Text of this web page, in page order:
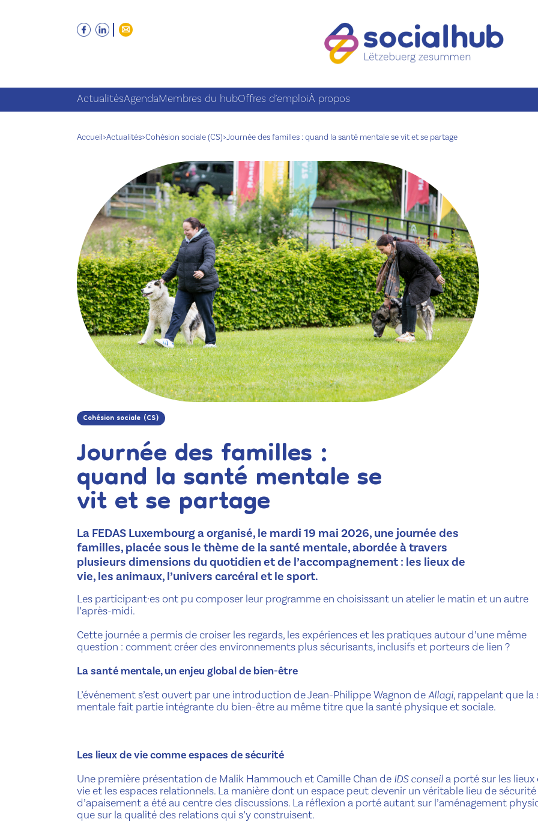
ActualitésAgendaMembres du hubOffres d’emploiÀ propos
Accueil>Actualités>Cohésion sociale (CS)>Journée des familles : quand la santé mentale se vit et se partage
Cohésion sociale (CS)
Journée des familles :
quand la santé mentale se
vit et se partage
La FEDAS Luxembourg a organisé, le mardi 19 mai 2026, une journée des
familles, placée sous le thème de la santé mentale, abordée à travers
plusieurs dimensions du quotidien et de l’accompagnement : les lieux de
vie, les animaux, l’univers carcéral et le sport.
Les participant·es ont pu composer leur programme en choisissant un atelier le matin et un autre
l’après-midi.
Cette journée a permis de croiser les regards, les expériences et les pratiques autour d’une même
question : comment créer des environnements plus sécurisants, inclusifs et porteurs de lien ?
La santé mentale, un enjeu global de bien-être
L’événement s’est ouvert par une introduction de Jean-Philippe Wagnon deAllagi, rappelant que la
mentale fait partie intégrante du bien-être au même titre que la santé physique et sociale.
Les lieux de vie comme espaces de sécurité
Une première présentation de Malik Hammouch et Camille Chan de IDS conseil a porté sur les lieux
vie et les espaces relationnels. La manière dont un espace peut devenir un véritable lieu de
d’apaisement a été au centre des discussions. La réflexion a porté autant sur l’aménagement
que sur la qualité des relations qui s’y construisent.